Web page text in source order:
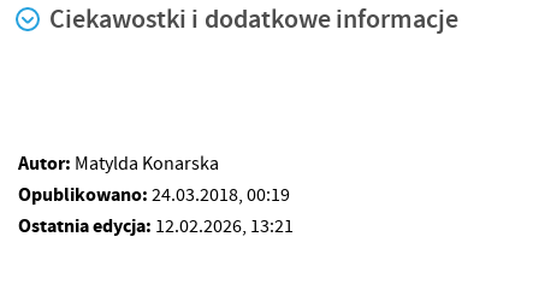
Ciekawostki i dodatkowe informacje
Autor: Matylda Konarska
Opublikowano: 24.03.2018, 00:19
Ostatnia edycja: 12.02.2026, 13:21